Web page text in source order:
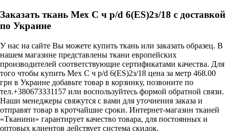
Заказать ткань Мех С ч p/d 6(ES)2з/18 с доставкой
по Украине
У нас на сайте Вы можете купить ткань или заказать образец. В
нашем магазине представлены ткани европейских
производителей соответствующие сертификатами качества. Для
того чтобы купить Мех С ч p/d 6(ES)2з/18 цена за метр 468.00
грн в Украине добавьте товар в корзинку, позвоните по
тел.+380673331157 или воспользуйтесь формой обратной связи.
Наши менеджеры свяжутся с вами для уточнения заказа и
отправят товар в кротчайшие сроки. Интернет-магазин тканей
«Тканини» гарантирует качество товара, для постоянных и
оптовых клиентов действует система скидок.